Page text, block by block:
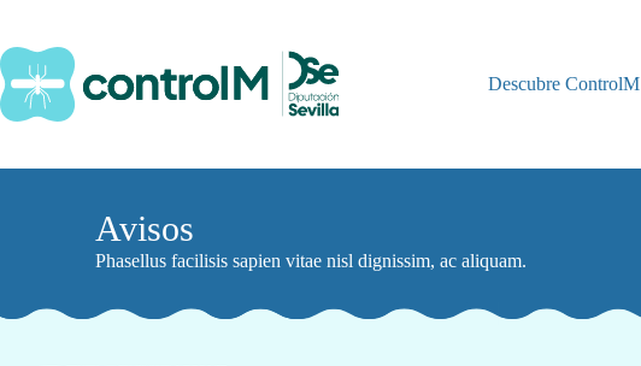
contenido
Descubre ControlM
Avisos
Phasellus facilisis sapien vitae nisl dignissim, ac aliquam.